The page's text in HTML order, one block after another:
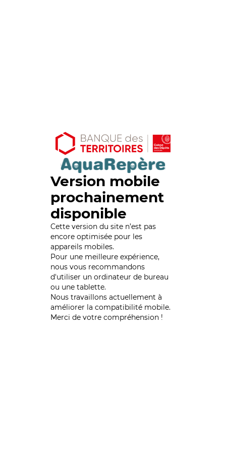
Version mobile
prochainement
disponible
Cette version du site n’est pas
encore optimisée pour les
appareils mobiles.
Pour une meilleure expérience,
nous vous recommandons
d'utiliser un ordinateur de bureau
ou une tablette.
Nous travaillons actuellement à
améliorer la compatibilité mobile.
Merci de votre compréhension !